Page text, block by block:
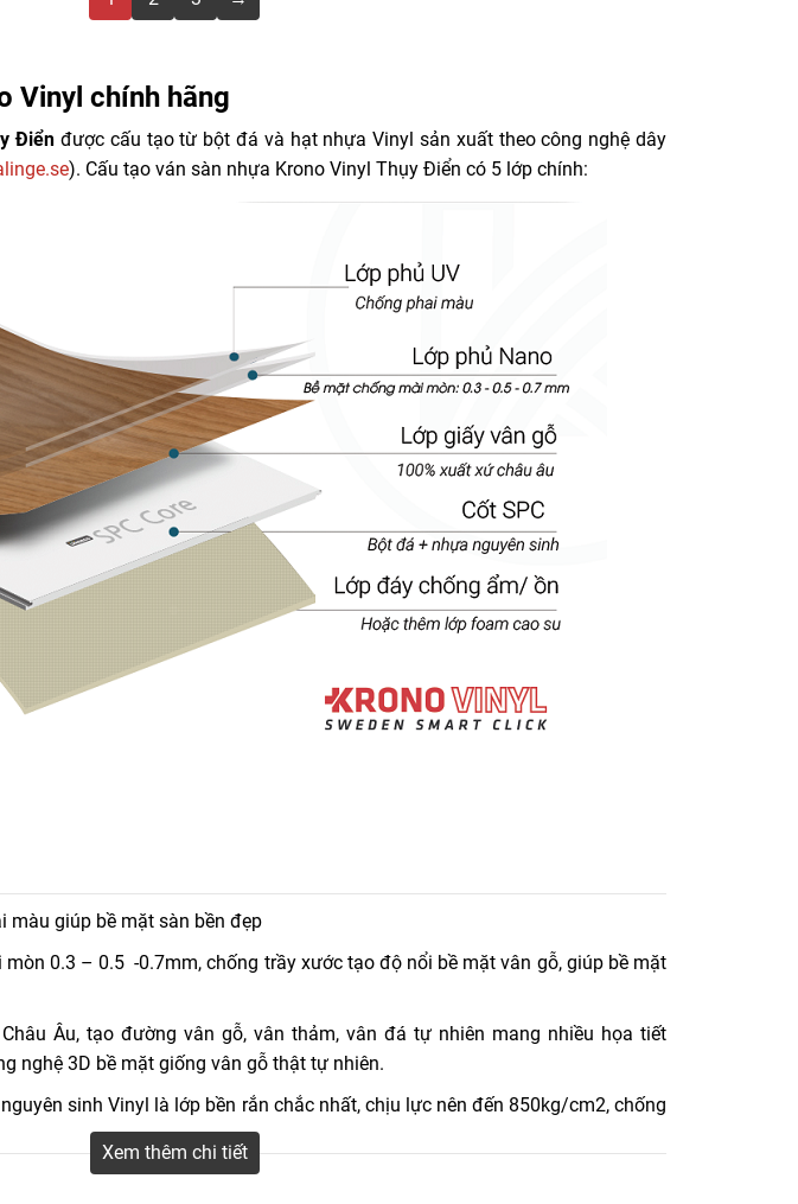
Vinyl chính hãng
Điển được cấu tạo từ bột đá và hạt nhựa Vinyl sản xuất theo công nghệ dây
). Cấu tạo ván sàn nhựa Krono Vinyl Thụy Điển có 5 lớp chính:
được cấu tạo từ bột đá và hạt nhựa Vinyl sản xuất theo công nghệ dây truyền Đức.
màu giúp bề mặt sàn bền đẹp
0.3 – 0.5 -0.7mm, chống trầy xước tạo độ nổi bề mặt vân gỗ, giúp bề mặt
Âu, tạo đường vân gỗ, vân thảm, vân đá tự nhiên mang nhiều họa tiết
nghệ 3D bề mặt giống vân gỗ thật tự nhiên.
sinh Vinyl là lớp bền rắn chắc nhất, chịu lực nên đến 850kg/cm2, chống
nghiệt.
ẩm mốc, chống ồn, mối mọt.
Xem thêm chi tiết